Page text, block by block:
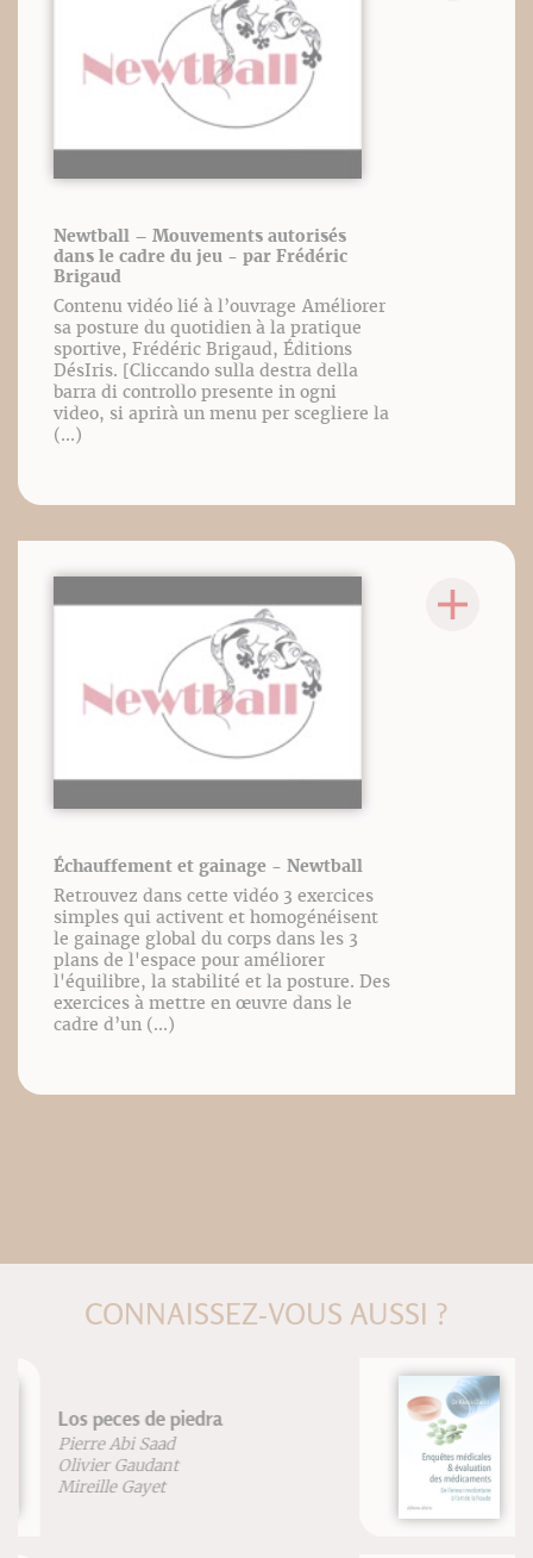
Newtball – Mouvements autorisés
dans le cadre du jeu - par Frédéric
Brigaud
Contenu vidéo lié à l’ouvrage Améliorer
sa posture du quotidien à la pratique
sportive, Frédéric Brigaud, Éditions
DésIris. [Cliccando sulla destra della
barra di controllo presente in ogni
video, si aprirà un menu per scegliere la
(...)
Échauffement et gainage - Newtball
Retrouvez dans cette vidéo 3 exercices
simples qui activent et homogénéisent
le gainage global du corps dans les 3
plans de l'espace pour améliorer
l'équilibre, la stabilité et la posture. Des
exercices à mettre en œuvre dans le
cadre d’un (...)
CONNAISSEZ-VOUS AUSSI ?